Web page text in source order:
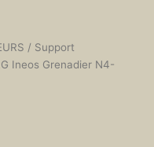
/ Support
Ineos Grenadier N4-